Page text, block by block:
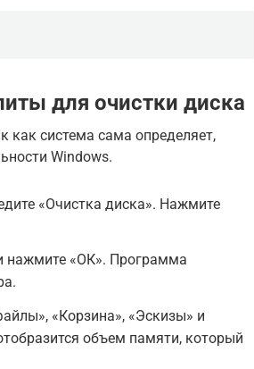
для очистки диска
как система сама определяет,
Windows.
«Очистка диска». Нажмите
нажмите «ОК». Программа
«Корзина», «Эскизы» и
объем памяти, который